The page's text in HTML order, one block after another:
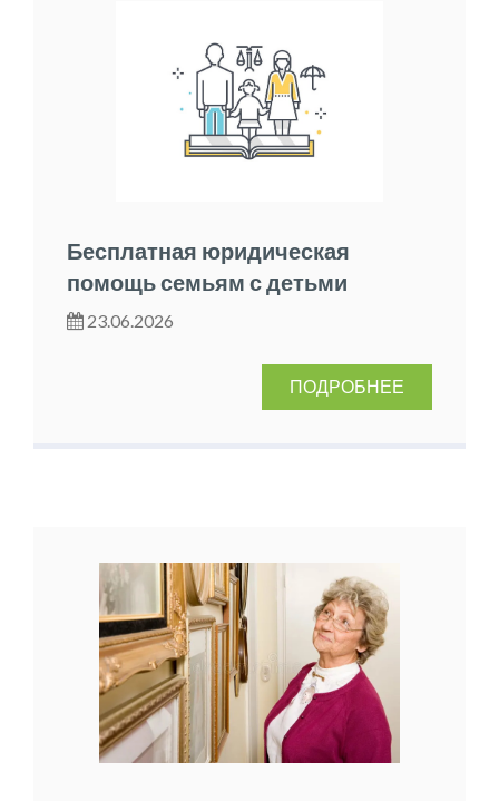
Бесплатная юридическая
помощь семьям с детьми
23.06.2026
ПОДРОБНЕЕ